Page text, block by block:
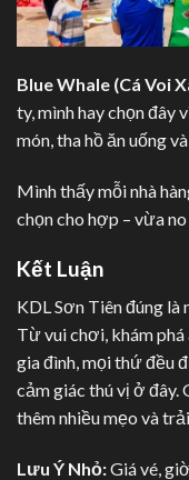
Blue Whale (Cá Voi
ty, mình hay chọn đây
món, tha hồ ăn uống
Mình thấy mỗi nhà
chọn cho hợp – vừa
Kết Luận
KDL Sơn Tiên đúng
Từ vui chơi, khám
gia đình, mọi thứ đều
cảm giác thú vị ở đây.
thêm nhiều mẹo và
Lưu Ý Nhỏ:Giá vé,